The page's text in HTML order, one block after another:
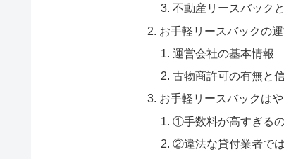
不動産リースバック
お手軽リースバックの
運営会社の基本情報
古物商許可の有無と
お手軽リースバックは
①手数料が高すぎる
②違法な貸付業者で